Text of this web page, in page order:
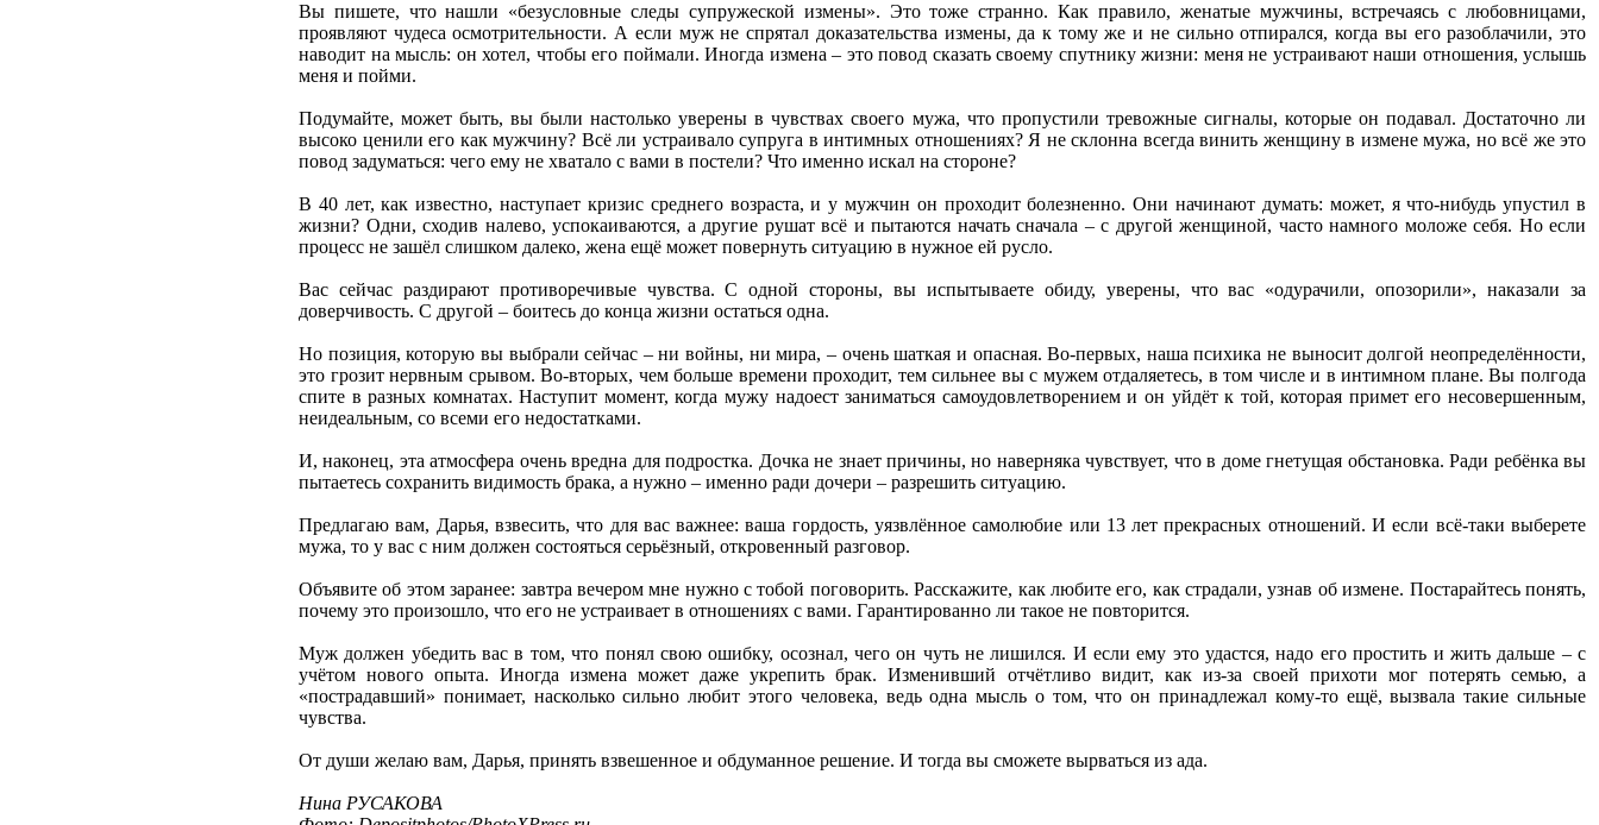
Вы пишете, что нашли «безусловные следы супружеской измены». Это тоже странно. Как правило, женатые мужчины, встречаясь с любовницами,
проявляют чудеса осмотрительности. А если муж не спрятал доказательства измены, да к тому же и не сильно отпирался, когда вы его разоблачили, это
наводит на мысль: он хотел, чтобы его поймали. Иногда измена – это повод сказать своему спутнику жизни: меня не устраивают наши отношения, услышь
меня и пойми.
Подумайте, может быть, вы были настолько уверены в чувствах своего мужа, что пропустили тревожные сигналы, которые он подавал. Достаточно ли
высоко ценили его как мужчину? Всё ли устраивало супруга в интимных отношениях? Я не склонна всегда винить женщину в измене мужа, но всё же это
повод задуматься: чего ему не хватало с вами в постели? Что именно искал на стороне?
В 40 лет, как известно, наступает кризис среднего возраста, и у мужчин он проходит болезненно. Они начинают думать: может, я что-нибудь упустил в
жизни? Одни, сходив налево, успокаиваются, а другие рушат всё и пытаются начать сначала – с другой женщиной, часто намного моложе себя. Но если
процесс не зашёл слишком далеко, жена ещё может повернуть ситуацию в нужное ей русло.
Вас сейчас раздирают противоречивые чувства. С одной стороны, вы испытываете обиду, уверены, что вас «одурачили, опозорили», наказали за
доверчивость. С другой – боитесь до конца жизни остаться одна.
Но позиция, которую вы выбрали сейчас – ни войны, ни мира, – очень шаткая и опасная. Во-первых, наша психика не выносит долгой неопределённости,
это грозит нервным срывом. Во-вторых, чем больше времени проходит, тем сильнее вы с мужем отдаляетесь, в том числе и в интимном плане. Вы полгода
спите в разных комнатах. Наступит момент, когда мужу надоест заниматься самоудовлетворением и он уйдёт к той, которая примет его несовершенным,
неидеальным, со всеми его недостатками.
И, наконец, эта атмосфера очень вредна для подростка. Дочка не знает причины, но наверняка чувствует, что в доме гнетущая обстановка. Ради ребёнка вы
пытаетесь сохранить видимость брака, а нужно – именно ради дочери – разрешить ситуацию.
Предлагаю вам, Дарья, взвесить, что для вас важнее: ваша гордость, уязвлённое самолюбие или 13 лет прекрасных отношений. И если всё-таки выберете
мужа, то у вас с ним должен состояться серьёзный, откровенный разговор.
Объявите об этом заранее: завтра вечером мне нужно с тобой поговорить. Расскажите, как любите его, как страдали, узнав об измене. Постарайтесь понять,
почему это произошло, что его не устраивает в отношениях с вами. Гарантированно ли такое не повторится.
Муж должен убедить вас в том, что понял свою ошибку, осознал, чего он чуть не лишился. И если ему это удастся, надо его простить и жить дальше – с
учётом нового опыта. Иногда измена может даже укрепить брак. Изменивший отчётливо видит, как из-за своей прихоти мог потерять семью, а
«пострадавший» понимает, насколько сильно любит этого человека, ведь одна мысль о том, что он принадлежал кому-то ещё, вызвала такие сильные
чувства.
От души желаю вам, Дарья, принять взвешенное и обдуманное решение. И тогда вы сможете вырваться из ада.
Нина РУСАКОВА